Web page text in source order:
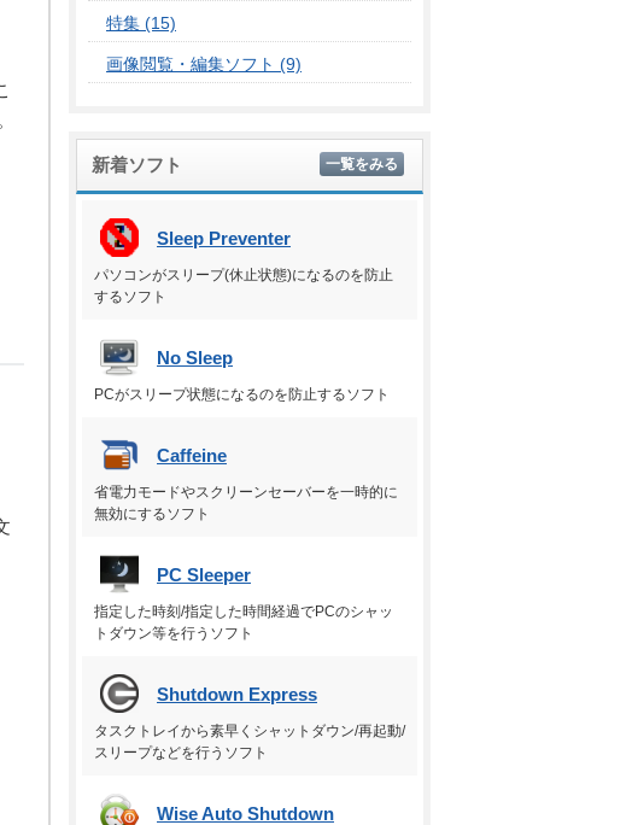
特集 (15)
画像閲覧・編集ソフト (9)
新着ソフト 一覧をみる
Sleep Preventer
パソコンがスリープ(休止状態)になるのを防止
するソフト
No Sleep
PCがスリープ状態になるのを防止するソフト
Caffeine
省電力モードやスクリーンセーバーを一時的に
無効にするソフト
PC Sleeper
指定した時刻/指定した時間経過でPCのシャッ
トダウン等を行うソフト
Shutdown Express
タスクトレイから素早くシャットダウン/再起動/
スリープなどを行うソフト
Wise Auto Shutdown